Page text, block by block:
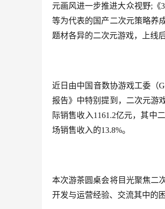
元画风进一步推进大众视野;
等为代表的国产二次元策略养
题材各异的二次元游戏，上线
近日由中国音数协游戏工委（
报告》中特别提到，二次元游
际销售收入1161.2亿元，其中
场销售收入的13.8%。
本次游茶圆桌会将目光聚焦二
开发与运营经验、交流其中的